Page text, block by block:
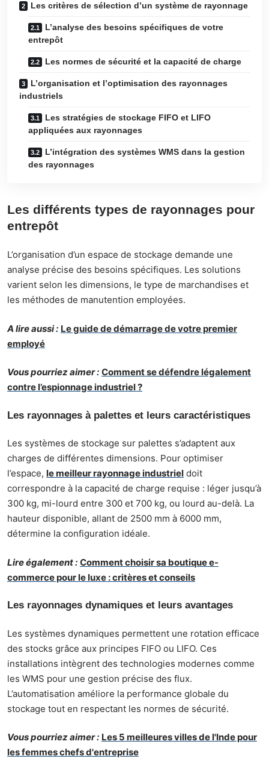
Les critères de sélection d’un système de rayonnage
L’analyse des besoins spécifiques de votre
entrepôt
Les normes de sécurité et la capacité de charge
L’organisation et l’optimisation des rayonnages
industriels
Les stratégies de stockage FIFO et LIFO
appliquées aux rayonnages
L’intégration des systèmes WMS dans la gestion
des rayonnages
Les différents types de rayonnages pour
entrepôt
L’organisation d’un espace de stockage demande une
analyse précise des besoins spécifiques. Les solutions
varient selon les dimensions, le type de marchandises et
les méthodes de manutention employées.
A lire aussi : Le guide de démarrage de votre premier
employé
Vous pourriez aimer : Comment se défendre légalement
contre l’espionnage industriel ?
Les rayonnages à palettes et leurs caractéristiques
Les systèmes de stockage sur palettes s’adaptent aux
charges de différentes dimensions. Pour optimiser
l’espace, le meilleur rayonnage industriel doit
correspondre à la capacité de charge requise : léger jusqu’à
300 kg, mi-lourd entre 300 et 700 kg, ou lourd au-delà. La
hauteur disponible, allant de 2500 mm à 6000 mm,
détermine la configuration idéale.
Lire également : Comment choisir sa boutique e-
commerce pour le luxe : critères et conseils
Les rayonnages dynamiques et leurs avantages
Les systèmes dynamiques permettent une rotation efficace
des stocks grâce aux principes FIFO ou LIFO. Ces
installations intègrent des technologies modernes comme
les WMS pour une gestion précise des flux.
L’automatisation améliore la performance globale du
stockage tout en respectant les normes de sécurité.
Vous pourriez aimer : Les 5 meilleures villes de l'Inde pour
les femmes chefs d'entreprise